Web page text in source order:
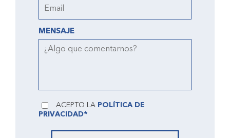
MENSAJE
ACEPTO LA POLÍTICA DE
PRIVACIDAD*